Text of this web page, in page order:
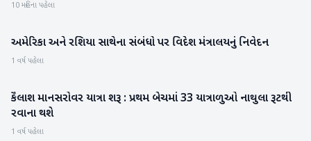
10 મહિના પહેલા
રાષ્ટ્રીય
અમેરિકા અને રશિયા સાથેના સંબંધો પર વિદેશ મંત્રાલયનું નિવેદન
1 વર્ષ પહેલા
રાષ્ટ્રીય
કૈલાશ માનસરોવર યાત્રા શરૂ : પ્રથમ બેચમાં 33 યાત્રાળુઓ નાથુલા રૂટથી
રવાના થશે
1 વર્ષ પહેલા